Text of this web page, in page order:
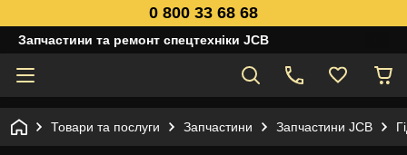
0 800 33 68 68
Запчастини та ремонт спецтехніки JCB
Товари та послуги Запчастини Запчастини JCB